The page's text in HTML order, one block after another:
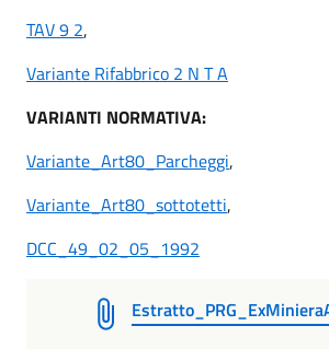
TAV 9 2,
Variante Rifabbrico 2 N T A
VARIANTI NORMATIVA:
Variante_Art80_Parcheggi,
Variante_Art80_sottotetti,
DCC_49_02_05_1992